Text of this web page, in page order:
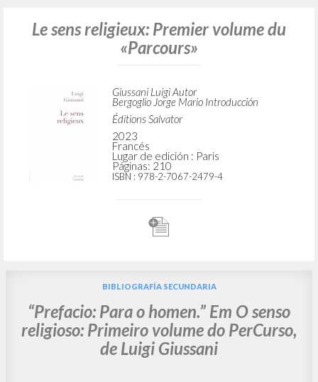
Le sens religieux: Premier volume du
«Parcours»
Giussani Luigi Autor
Bergoglio Jorge Mario Introducción
Éditions Salvator
2023
Francés
Lugar de edición : Paris
Páginas: 210
ISBN : 978-2-7067-2479-4
BIBLIOGRAFÍA SECUNDARIA
“Prefacio: Para o homen.” Em O senso
religioso: Primeiro volume do PerCurso,
de Luigi Giussani